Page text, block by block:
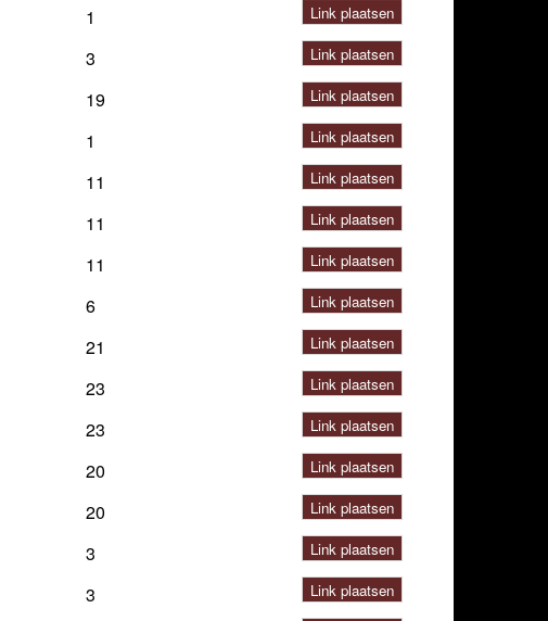
1 Link plaatsen
3 Link plaatsen
19 Link plaatsen
1 Link plaatsen
11 Link plaatsen
11 Link plaatsen
11 Link plaatsen
6 Link plaatsen
21 Link plaatsen
23 Link plaatsen
23 Link plaatsen
20 Link plaatsen
20 Link plaatsen
3 Link plaatsen
3
Link plaatsen